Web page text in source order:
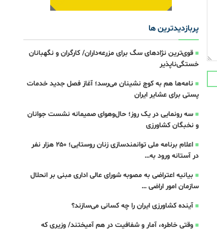
پربازدیدترین ها
قوی‌ترین نژادهای سگ برای مزرعه‌داران/ کارگران و نگهبانان
خستگی‌ناپذیر
نامه‌ها هم به کوچ نشینان می‌رسد؛ آغاز فصل جدید خدمات
پستی برای عشایر ایران
سه رونمایی در یک روز؛ حال‌وهوای صمیمانه نشست جوانان
و نخبگان کشاورزی
اعلام برنامه ملی توانمندسازی زنان روستایی؛ ۲۵۰ هزار نفر
در آستانه ورود به…
بیانیه اعتراضی به مصوبه شورای عالی اداری مبنی بر انحلال
سازمان امور اراضی …
آینده کشاورزی ایران را چه کسانی می‌سازند؟
وقتی خاطره، آمار و شفافیت در هم آمیختند/ وزیری که